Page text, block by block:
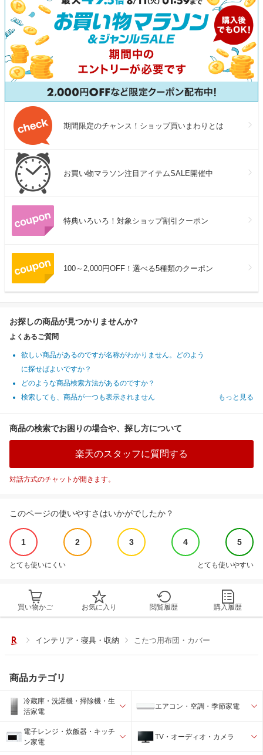
期間限定のチャンス！ショップ買いまわりとは
お買い物マラソン注目アイテムSALE開催中
特典いろいろ！対象ショップ割引クーポン
100～2,000円OFF！選べる5種類のクーポン
お探しの商品が見つかりませんか?
よくあるご質問
欲しい商品があるのですが名称がわかりません。どのよう
に探せばよいですか？
どのような商品検索方法があるのですか？
検索しても、商品が一つも表示されません
もっと見る
商品の検索でお困りの場合や、探し方について
楽天のスタッフに質問する
対話方式のチャットが開きます。
このページの使いやすさはいかがでしたか？
1 2 3 4 5
とても使いにくい とても使いやすい
買い物かご お気に入り 閲覧履歴 購入履歴
インテリア・寝具・収納 こたつ用布団・カバー
商品カテゴリ
冷蔵庫・洗濯機・掃除機・生
活家電
エアコン・空調・季節家電
電子レンジ・炊飯器・キッチ
ン家電
TV・オーディオ・カメラ